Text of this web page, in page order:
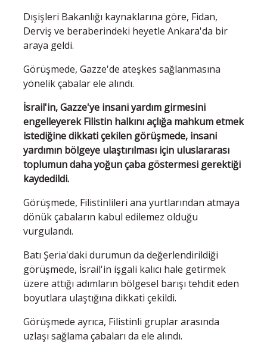
Dışişleri Bakanlığı kaynaklarına göre, Fidan,
Derviş ve beraberindeki heyetle Ankara'da bir
araya geldi.
Görüşmede, Gazze'de ateşkes sağlanmasına
yönelik çabalar ele alındı.
İsrail'in, Gazze'ye insani yardım girmesini
engelleyerek Filistin halkını açlığa mahkum etmek
istediğine dikkati çekilen görüşmede, insani
yardımın bölgeye ulaştırılması için uluslararası
toplumun daha yoğun çaba göstermesi gerektiği
kaydedildi.
Görüşmede, Filistinlileri ana yurtlarından atmaya
dönük çabaların kabul edilemez olduğu
vurgulandı.
Batı Şeria'daki durumun da değerlendirildiği
görüşmede, İsrail'in işgali kalıcı hale getirmek
üzere attığı adımların bölgesel barışı tehdit eden
boyutlara ulaştığına dikkati çekildi.
Görüşmede ayrıca, Filistinli gruplar arasında
uzlaşı sağlama çabaları da ele alındı.